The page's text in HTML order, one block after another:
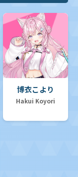
博衣こより
Hakui Koyori